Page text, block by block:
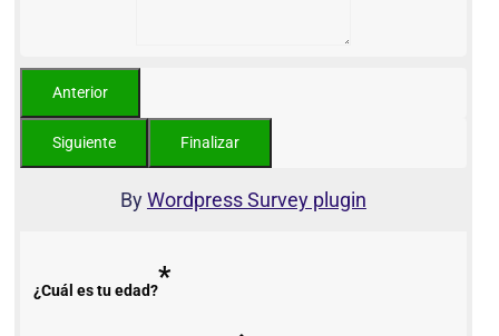
ByWordpress Survey plugin
¿Cuál es tu edad?*